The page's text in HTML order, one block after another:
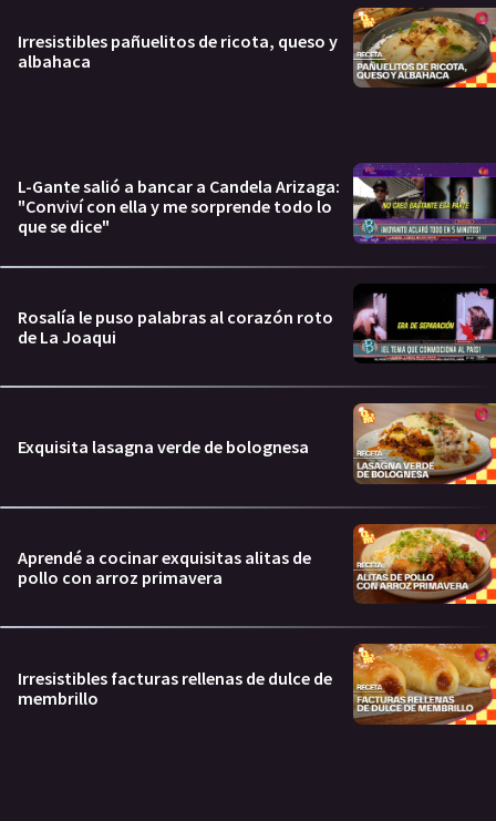
Irresistibles pañuelitos de ricota, queso y
albahaca
L-Gante salió a bancar a Candela Arizaga:
"Conviví con ella y me sorprende todo lo
que se dice"
Rosalía le puso palabras al corazón roto
de La Joaqui
Exquisita lasagna verde de bolognesa
Aprendé a cocinar exquisitas alitas de
pollo con arroz primavera
Irresistibles facturas rellenas de dulce de
membrillo